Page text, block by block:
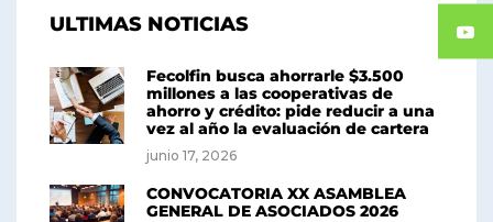
ULTIMAS NOTICIAS
Fecolfin busca ahorrarle $3.500
millones a las cooperativas de
ahorro y crédito: pide reducir a una
vez al año la evaluación de cartera
junio 17, 2026
CONVOCATORIA XX ASAMBLEA
GENERAL DE ASOCIADOS 2026